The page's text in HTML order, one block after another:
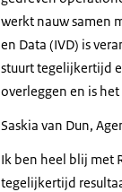
werkt nauw samen
en Data (IVD) is
stuurt tegelijkertijd
overleggen en is
Saskia van Dun,
Ik ben heel blij met
tegelijkertijd